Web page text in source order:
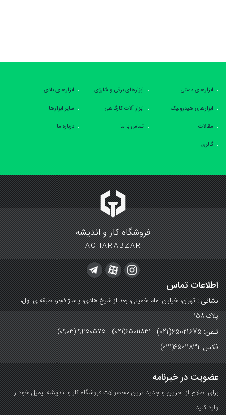
ابزارهای دستی ابزارهای برقی و شارژی
ابزارهای بادی
ابزارهای هیدرولیک
ابزار آلات کارگاهی
سایر ابزارها
مقالات
تماس با ما
درباره ما
گالری
فروشگاه کار و اندیشه
ACHARABZAR
اطلاعات تماس
نشانی :تهران، خیابان امام خمینی، بعد از شیخ هادی، پاساژ فجر، طبقه ی اول،
پلاک 158
تلفن: 65021675(021) (0903) 9450575 (021)65011831
فکس:(021)65011831
عضویت در خبرنامه
برای اطلاع از آخرین و جدید ترین محصولات فروشگاه کار و اندیشه ایمیل خود را
وارد کنید